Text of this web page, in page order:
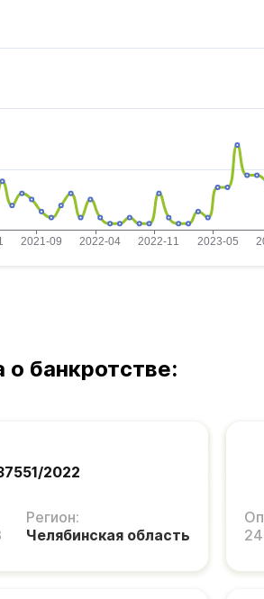
банкротстве:
2022
Регион:
Челябинская область